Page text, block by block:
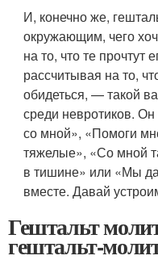
И, конечно же,
окружающим, чего
на то, что те прочтут
рассчитывая на то,
обидеться, — такой
среди невротиков.
со мной», «Помоги
тяжелые», «Со мной
в тишине» или «Мы
вместе. Давай
Гештальт
гештальт-